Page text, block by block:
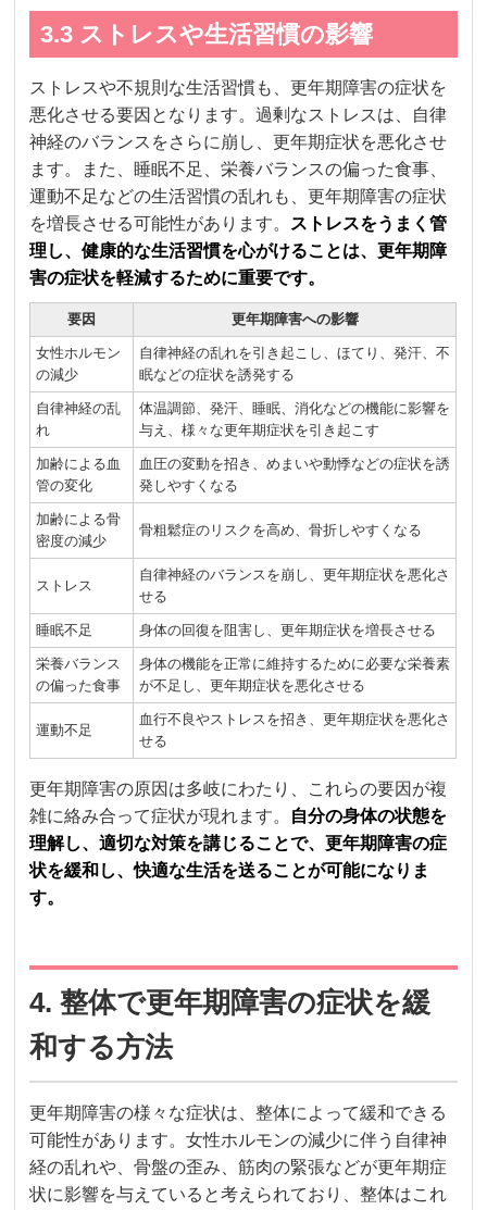
3.3 ストレスや生活習慣の影響
ストレスや不規則な生活習慣も、更年期障害の症状を
悪化させる要因となります。過剰なストレスは、自律
神経のバランスをさらに崩し、更年期症状を悪化させ
ます。また、睡眠不足、栄養バランスの偏った食事、
運動不足などの生活習慣の乱れも、更年期障害の症状
を増長させる可能性があります。
ストレスをうまく管
理し、健康的な生活習慣を心がけることは、更年期障
害の症状を軽減するために重要です。
要因 更年期障害への影響
女性ホルモン
の減少
自律神経の乱れを引き起こし、ほてり、発汗、不
眠などの症状を誘発する
自律神経の乱
れ
体温調節、発汗、睡眠、消化などの機能に影響を
与え、様々な更年期症状を引き起こす
加齢による血
管の変化
血圧の変動を招き、めまいや動悸などの症状を誘
発しやすくなる
加齢による骨
密度の減少
骨粗鬆症のリスクを高め、骨折しやすくなる
ストレス
自律神経のバランスを崩し、更年期症状を悪化さ
せる
睡眠不足 身体の回復を阻害し、更年期症状を増長させる
栄養バランス
の偏った食事
身体の機能を正常に維持するために必要な栄養素
が不足し、更年期症状を悪化させる
運動不足
血行不良やストレスを招き、更年期症状を悪化さ
せる
更年期障害の原因は多岐にわたり、これらの要因が複
雑に絡み合って症状が現れます。
自分の身体の状態を
理解し、適切な対策を講じることで、更年期障害の症
状を緩和し、快適な生活を送ることが可能になりま
す。
4. 整体で更年期障害の症状を緩
和する方法
更年期障害の様々な症状は、整体によって緩和できる
可能性があります。女性ホルモンの減少に伴う自律神
経の乱れや、骨盤の歪み、筋肉の緊張などが更年期症
状に影響を与えていると考えられており、整体はこれ